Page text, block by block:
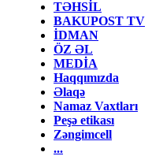
TƏHSİL
BAKUPOST TV
İDMAN
ÖZ ƏL
MEDİA
Haqqımızda
Əlaqə
Namaz Vaxtları
Peşə etikası
Zəngimcell
...